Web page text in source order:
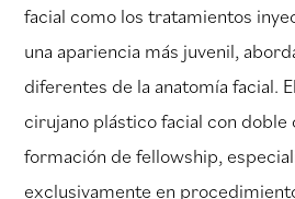
facial como los tratamientos
una apariencia más juvenil,
diferentes de la anatomía facial.
cirujano plástico facial con
formación de fellowship,
exclusivamente en